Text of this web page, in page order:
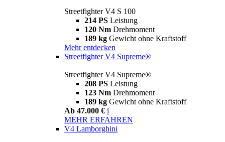
Streetfighter V4 S 100
214 PS Leistung
120 Nm Drehmoment
189 kg Gewicht ohne Kraftstoff
Mehr entdecken
Streetfighter V4 Supreme®
Streetfighter V4 Supreme®
208 PS Leistung
123 Nm Drehmoment
189 kg Gewicht ohne Kraftstoff
Ab 47.000 € i
MEHR ERFAHREN
V4 Lamborghini